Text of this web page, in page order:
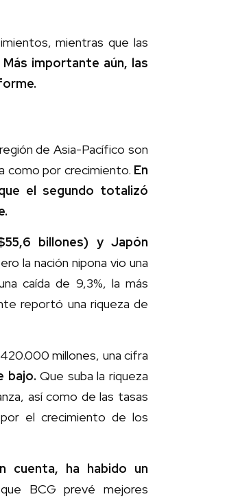
mientras que las
Más importante aún, las
de Asia-Pacífico son
como por crecimiento. En
el segundo totalizó
billones) y Japón
la nación nipona vio una
caída de 9,3%, la más
reportó una riqueza de
millones, una cifra
bajo. Que suba la riqueza
así como de las tasas
el crecimiento de los
cuenta, ha habido un
BCG prevé mejores